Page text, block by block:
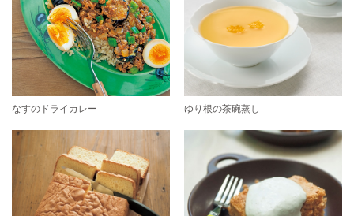
なすのドライカレー ゆり根の茶碗蒸し